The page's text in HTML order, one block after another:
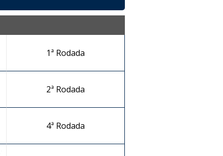
1ª Rodada
2ª Rodada
4ª Rodada